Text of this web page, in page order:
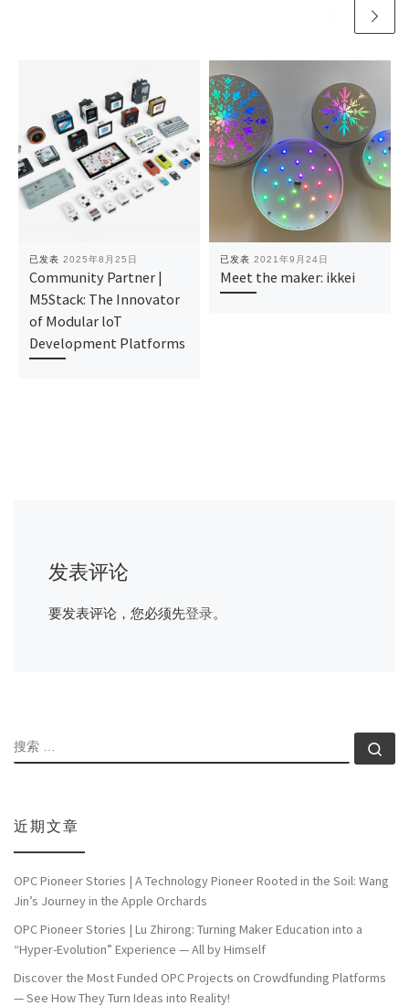
已发表 2025年8月25日
Community Partner |
M5Stack: The Innovator
of Modular loT
Development Platforms
已发表 2021年9月24日
Meet the maker: ikkei
发表评论
要发表评论，您必须先登录。
搜索
近期文章
OPC Pioneer Stories | A Technology Pioneer Rooted in the Soil: Wang
Jin’s Journey in the Apple Orchards
OPC Pioneer Stories | Lu Zhirong: Turning Maker Education into a
“Hyper-Evolution” Experience — All by Himself
Discover the Most Funded OPC Projects on Crowdfunding Platforms
— See How They Turn Ideas into Reality!